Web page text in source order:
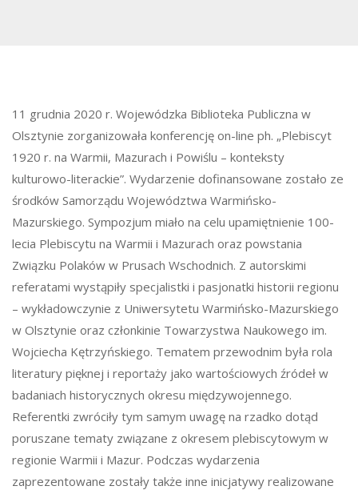
11 grudnia 2020 r. Wojewódzka Biblioteka Publiczna w
Olsztynie zorganizowała konferencję on-line ph. „Plebiscyt
1920 r. na Warmii, Mazurach i Powiślu – konteksty
kulturowo-literackie”. Wydarzenie dofinansowane zostało ze
środków Samorządu Województwa Warmińsko-
Mazurskiego. Sympozjum miało na celu upamiętnienie 100-
lecia Plebiscytu na Warmii i Mazurach oraz powstania
Związku Polaków w Prusach Wschodnich. Z autorskimi
referatami wystąpiły specjalistki i pasjonatki historii regionu
– wykładowczynie z Uniwersytetu Warmińsko-Mazurskiego
w Olsztynie oraz członkinie Towarzystwa Naukowego im.
Wojciecha Kętrzyńskiego. Tematem przewodnim była rola
literatury pięknej i reportaży jako wartościowych źródeł w
badaniach historycznych okresu międzywojennego.
Referentki zwróciły tym samym uwagę na rzadko dotąd
poruszane tematy związane z okresem plebiscytowym w
regionie Warmii i Mazur. Podczas wydarzenia
zaprezentowane zostały także inne inicjatywy realizowane